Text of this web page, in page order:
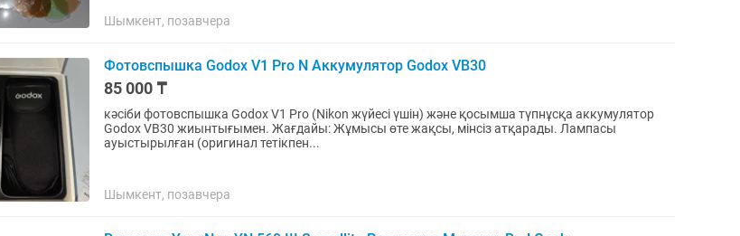
Шымкент, позавчера
Фотовспышка Godox V1 Pro N Аккумулятор Godox VB30
85 000 ₸
кәсіби фотовспышка Godox V1 Pro (Nikon жүйесі үшін) және қосымша түпнұсқа аккумулятор
Godox VB30 жиынтығымен. Жағдайы: Жұмысы өте жақсы, мінсіз атқарады. Лампасы
ауыстырылған (оригинал тетікпен...
Шымкент, позавчера